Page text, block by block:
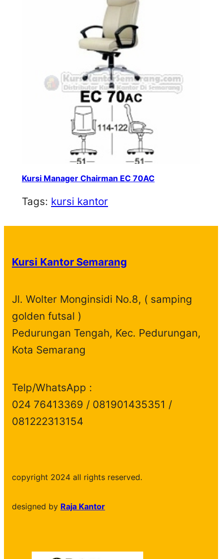
Kursi Manager Chairman EC 70AC
Tags: kursi kantor
Kursi Kantor Semarang
Jl. Wolter Monginsidi No.8, ( samping
golden futsal )
Pedurungan Tengah, Kec. Pedurungan,
Kota Semarang
Telp/WhatsApp :
024 76413369 / 081901435351 /
081222313154
copyright 2024 all rights reserved.
designed by Raja Kantor